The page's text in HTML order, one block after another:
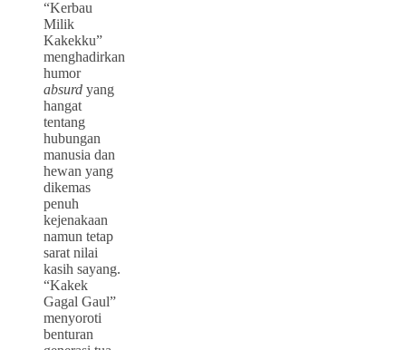
“Kerbau
Milik
Kakekku”
menghadirkan
humor
absurd yang
hangat
tentang
hubungan
manusia dan
hewan yang
dikemas
penuh
kejenakaan
namun tetap
sarat nilai
kasih sayang.
“Kakek
Gagal Gaul”
menyoroti
benturan